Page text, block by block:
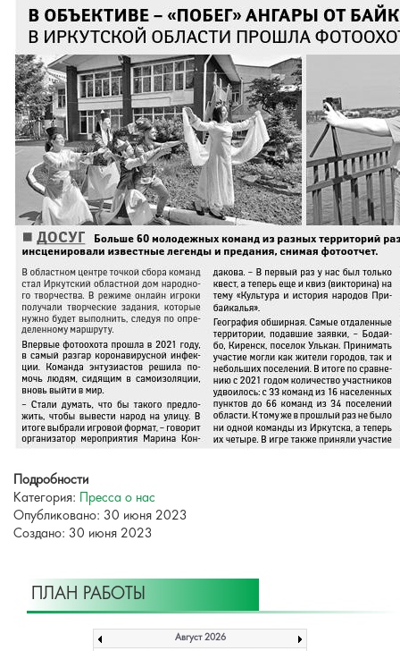
Подробности
Категория:
Пресса о нас
Опубликовано: 30 июня 2023
Создано: 30 июня 2023
ПЛАН РАБОТЫ
Август 2026